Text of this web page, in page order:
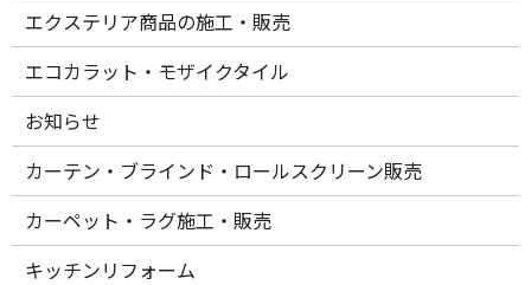
エクステリア商品の施工・販売
エコカラット・モザイクタイル
お知らせ
カーテン・ブラインド・ロールスクリーン販売
カーペット・ラグ施工・販売
キッチンリフォーム